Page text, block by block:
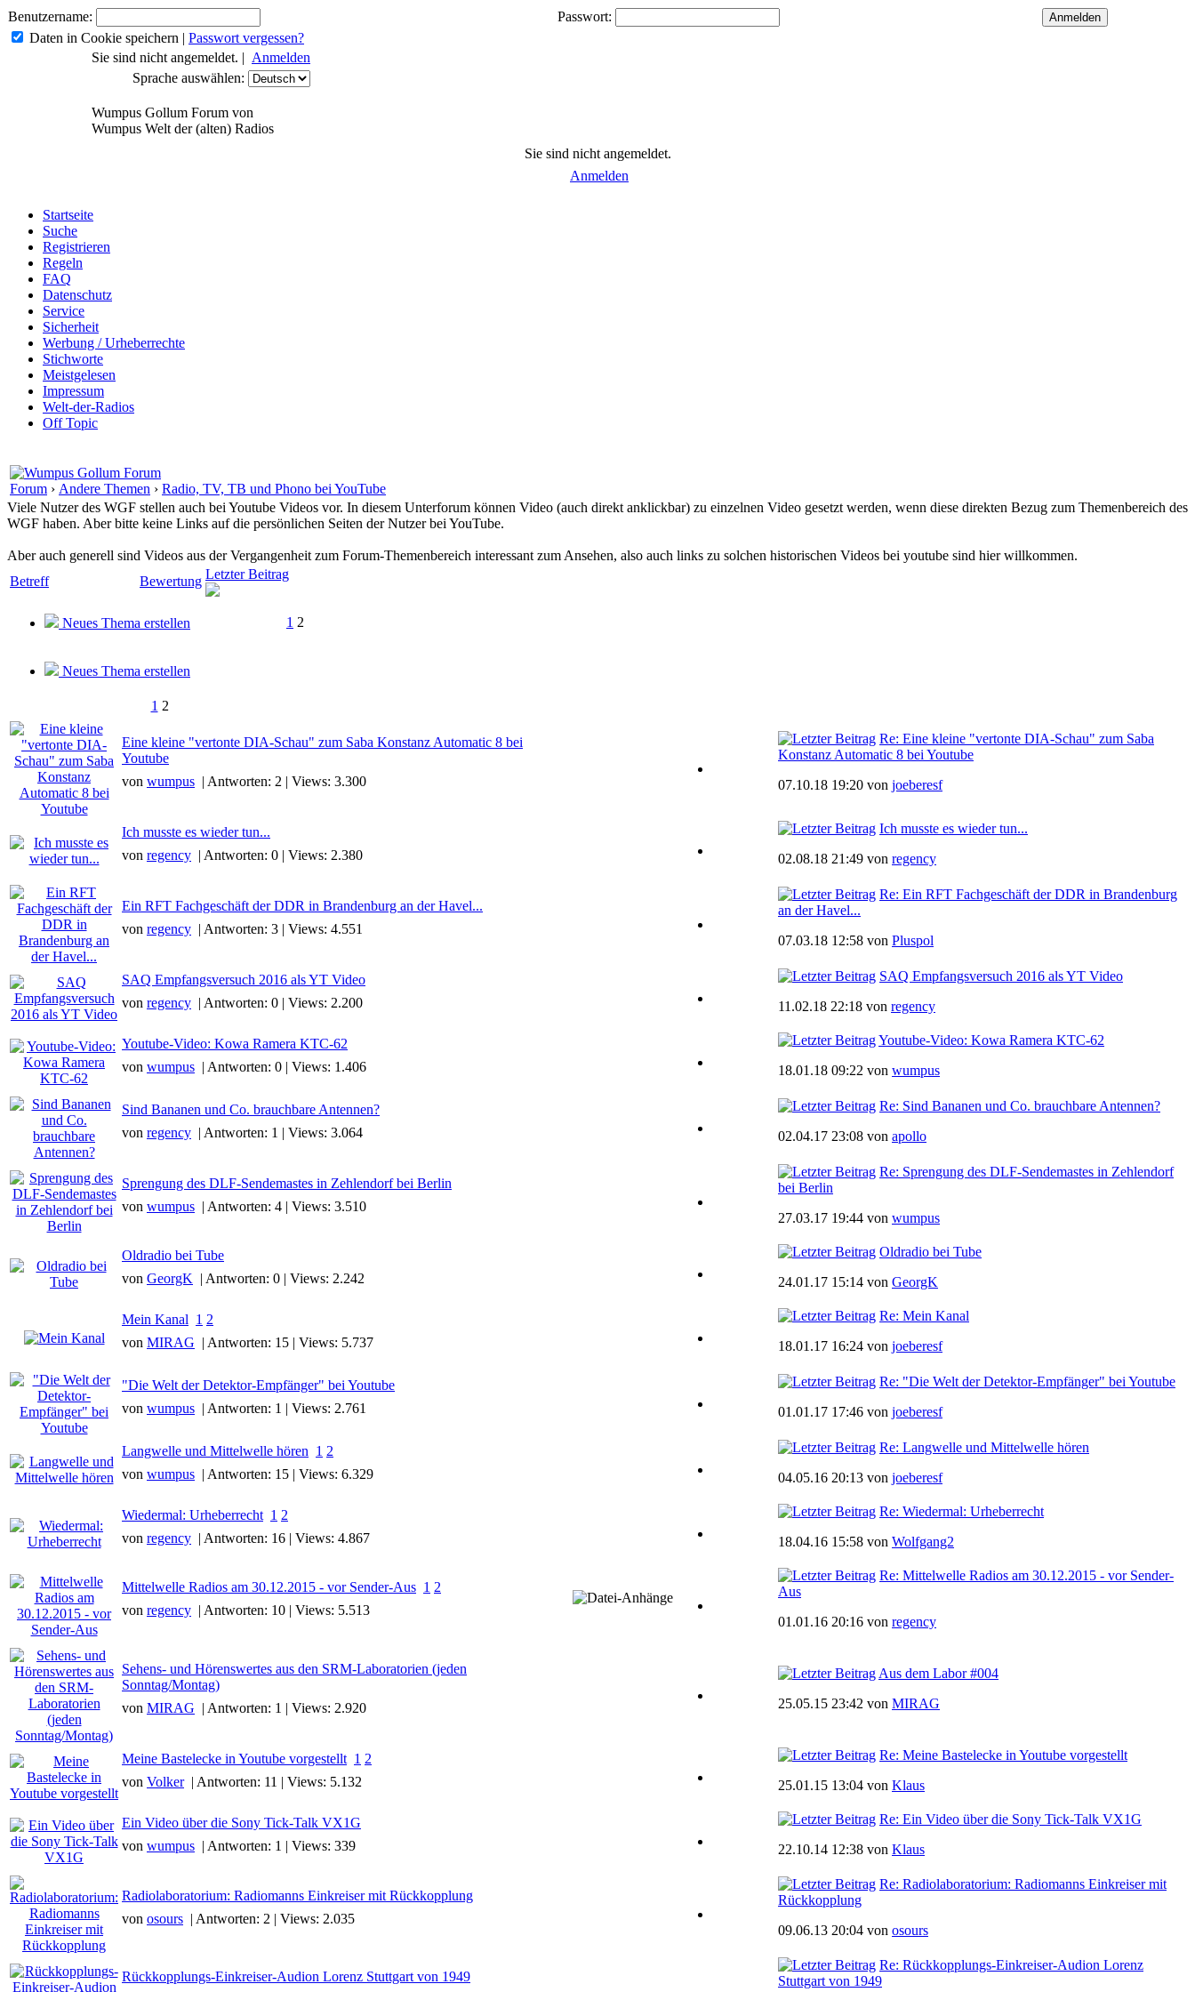
Benutzername:
Passwort:
Daten in Cookie speichern | Passwort vergessen?
Sie sind nicht angemeldet. | Anmelden
Sprache auswählen:
Wumpus Gollum Forum von
Wumpus Welt der (alten) Radios
Sie sind nicht angemeldet.
Anmelden
Startseite
Suche
Registrieren
Regeln
FAQ
Datenschutz
Service
Sicherheit
Werbung / Urheberrechte
Stichworte
Meistgelesen
Impressum
Welt-der-Radios
Off Topic
Forum › Andere Themen › Radio, TV, TB und Phono bei YouTube
Viele Nutzer des WGF stellen auch bei Youtube Videos vor. In diesem Unterforum können Video (auch direkt anklickbar) zu einzelnen Video gesetzt werden, wenn diese direkten Bezug zum Themenbereich des
WGF haben. Aber bitte keine Links auf die persönlichen Seiten der Nutzer bei YouTube.
Aber auch generell sind Videos aus der Vergangenheit zum Forum-Themenbereich interessant zum Ansehen, also auch links zu solchen historischen Videos bei youtube sind hier willkommen.
Betreff
Bewertung Letzter Beitrag
Neues Thema erstellen 1 2
Neues Thema erstellen
1 2
Eine kleine "vertonte DIA-Schau" zum Saba Konstanz Automatic 8 bei
Youtube
von wumpus | Antworten: 2 | Views: 3.300
Re: Eine kleine "vertonte DIA-Schau" zum Saba
Konstanz Automatic 8 bei Youtube
07.10.18 19:20 von joeberesf
Ich musste es wieder tun...
von regency | Antworten: 0 | Views: 2.380
Ich musste es wieder tun...
02.08.18 21:49 von regency
Ein RFT Fachgeschäft der DDR in Brandenburg an der Havel...
von regency | Antworten: 3 | Views: 4.551
Re: Ein RFT Fachgeschäft der DDR in Brandenburg
an der Havel...
07.03.18 12:58 von Pluspol
SAQ Empfangsversuch 2016 als YT Video
von regency | Antworten: 0 | Views: 2.200
SAQ Empfangsversuch 2016 als YT Video
11.02.18 22:18 von regency
Youtube-Video: Kowa Ramera KTC-62
von wumpus | Antworten: 0 | Views: 1.406
Youtube-Video: Kowa Ramera KTC-62
18.01.18 09:22 von wumpus
Sind Bananen und Co. brauchbare Antennen?
von regency | Antworten: 1 | Views: 3.064
Re: Sind Bananen und Co. brauchbare Antennen?
02.04.17 23:08 von apollo
Sprengung des DLF-Sendemastes in Zehlendorf bei Berlin
von wumpus | Antworten: 4 | Views: 3.510
Re: Sprengung des DLF-Sendemastes in Zehlendorf
bei Berlin
27.03.17 19:44 von wumpus
Oldradio bei Tube
von GeorgK | Antworten: 0 | Views: 2.242
Oldradio bei Tube
24.01.17 15:14 von GeorgK
Mein Kanal 1 2
von MIRAG | Antworten: 15 | Views: 5.737
Re: Mein Kanal
18.01.17 16:24 von joeberesf
"Die Welt der Detektor-Empfänger" bei Youtube
von wumpus | Antworten: 1 | Views: 2.761
Re: "Die Welt der Detektor-Empfänger" bei Youtube
01.01.17 17:46 von joeberesf
Langwelle und Mittelwelle hören 1 2
von wumpus | Antworten: 15 | Views: 6.329
Re: Langwelle und Mittelwelle hören
04.05.16 20:13 von joeberesf
Wiedermal: Urheberrecht 1 2
von regency | Antworten: 16 | Views: 4.867
Re: Wiedermal: Urheberrecht
18.04.16 15:58 von Wolfgang2
Mittelwelle Radios am 30.12.2015 - vor Sender-Aus 1 2
von regency | Antworten: 10 | Views: 5.513
Re: Mittelwelle Radios am 30.12.2015 - vor Sender-
Aus
01.01.16 20:16 von regency
Sehens- und Hörenswertes aus den SRM-Laboratorien (jeden
Sonntag/Montag)
von MIRAG | Antworten: 1 | Views: 2.920
Aus dem Labor #004
25.05.15 23:42 von MIRAG
Meine Bastelecke in Youtube vorgestellt 1 2
von Volker | Antworten: 11 | Views: 5.132
Re: Meine Bastelecke in Youtube vorgestellt
25.01.15 13:04 von Klaus
Ein Video über die Sony Tick-Talk VX1G
von wumpus | Antworten: 1 | Views: 339
Re: Ein Video über die Sony Tick-Talk VX1G
22.10.14 12:38 von Klaus
Radiolaboratorium: Radiomanns Einkreiser mit Rückkopplung
von osours | Antworten: 2 | Views: 2.035
Re: Radiolaboratorium: Radiomanns Einkreiser mit
Rückkopplung
09.06.13 20:04 von osours
Rückkopplungs-Einkreiser-Audion Lorenz Stuttgart von 1949
Re: Rückkopplungs-Einkreiser-Audion Lorenz
Stuttgart von 1949